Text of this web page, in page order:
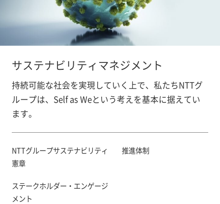
サステナビリティマネジメント
持続可能な社会を実現していく上で、私たちNTTグ
ループは、Self as Weという考えを基本に据えてい
ます。
NTTグループサステナビリティ
憲章
推進体制
ステークホルダー・エンゲージ
メント